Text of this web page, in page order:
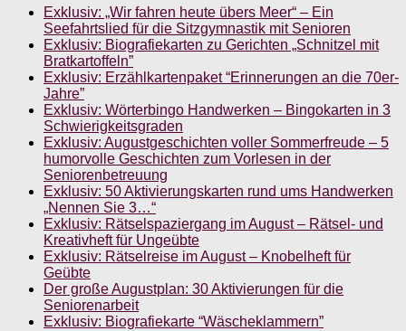
Exklusiv: „Wir fahren heute übers Meer“ – Ein
Seefahrtslied für die Sitzgymnastik mit Senioren
Exklusiv: Biografiekarten zu Gerichten „Schnitzel mit
Bratkartoffeln”
Exklusiv: Erzählkartenpaket “Erinnerungen an die 70er-
Jahre”
Exklusiv: Wörterbingo Handwerken – Bingokarten in 3
Schwierigkeitsgraden
Exklusiv: Augustgeschichten voller Sommerfreude – 5
humorvolle Geschichten zum Vorlesen in der
Seniorenbetreuung
Exklusiv: 50 Aktivierungskarten rund ums Handwerken
„Nennen Sie 3…“
Exklusiv: Rätselspaziergang im August – Rätsel- und
Kreativheft für Ungeübte
Exklusiv: Rätselreise im August – Knobelheft für
Geübte
Der große Augustplan: 30 Aktivierungen für die
Seniorenarbeit
Exklusiv: Biografiekarte “Wäscheklammern”